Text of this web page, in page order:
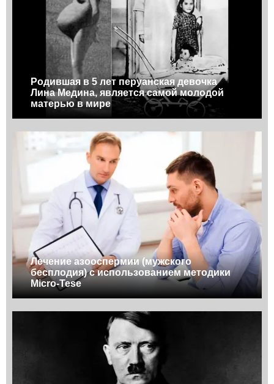
Родившая в 5 лет перуанская девочка
Лина Медина, является самой молодой
матерью в мире
Лечение азооспермии (мужского
бесплодия) с использованием методики
Micro-Tese